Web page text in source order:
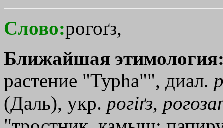
Слово:рогоґз,
Ближайшая
растение "Турhа"", диал.
(Даль), укр. рогiґз, рогозаґ